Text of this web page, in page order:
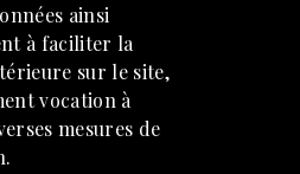
ainsi
à faciliter la
sur le site,
vocation à
mesures de